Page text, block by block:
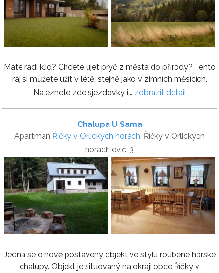
Máte rádi klid? Chcete ujet pryč z města do přírody? Tento
ráj si můžete užít v létě, stejně jako v zimních měsících.
Naleznete zde sjezdovky i... zobrazit detail
Chalupa U Sama
Apartmán Říčky v Orlických horách, Říčky v Orlických
horách ev.č. 3
Jedná se o nově postavený objekt ve stylu roubené horské
chalupy. Objekt je situovaný na okraji obce Říčky v